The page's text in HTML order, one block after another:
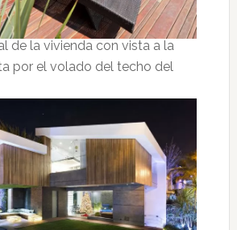
de la vivienda con vista a la
por el volado del techo del